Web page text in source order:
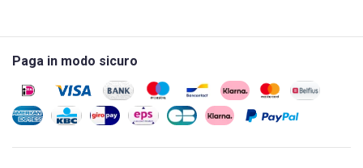
Paga in modo sicuro